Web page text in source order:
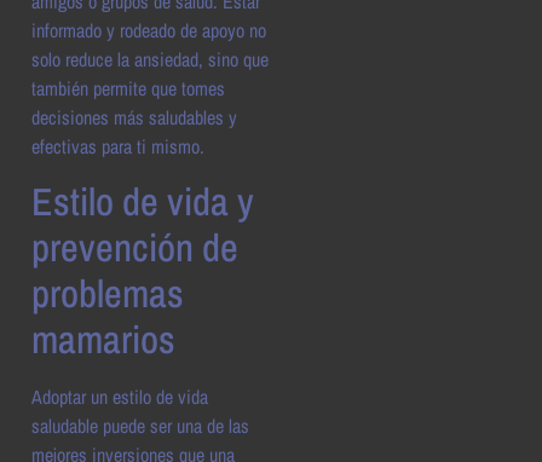
informado y rodeado de apoyo no
solo reduce la ansiedad, sino que
también permite que tomes
decisiones más saludables y
efectivas para ti mismo.
Estilo de vida y
prevención de
problemas
mamarios
Adoptar un estilo de vida
saludable puede ser una de las
mejores inversiones que una